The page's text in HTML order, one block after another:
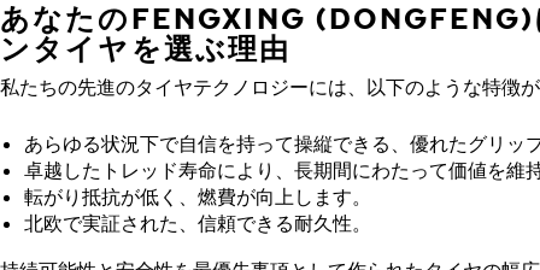
あなたのFENGXING
ンタイヤを選ぶ理由
私たちの先進のタイヤテクノロジーには、以下のような特徴
あらゆる状況下で自信を持って操縦できる、優れたグリッ
卓越したトレッド寿命により、長期間にわたって価値を維
転がり抵抗が低く、燃費が向上します。
北欧で実証された、信頼できる耐久性。